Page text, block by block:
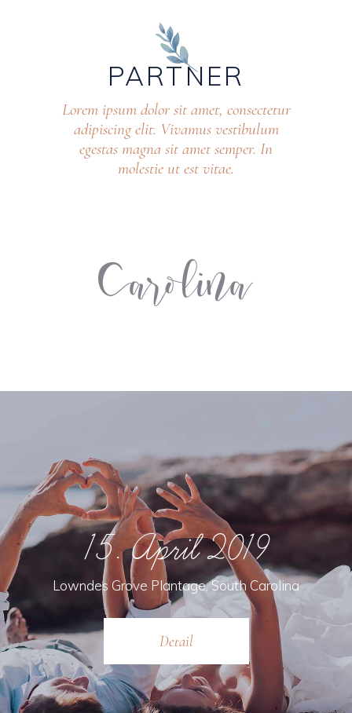
PARTNER
Lorem ipsum dolor sit amet, consectetur
adipiscing elit. Vivamus vestibulum
egestas magna sit amet semper. In
molestie ut est vitae.
15. April 2019
Lowndes Grove Plantage, South Carolina
Detail